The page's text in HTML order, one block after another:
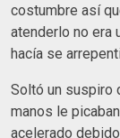
costumbre así
atenderlo no era
hacía se
Soltó un suspiro
manos le
acelerado